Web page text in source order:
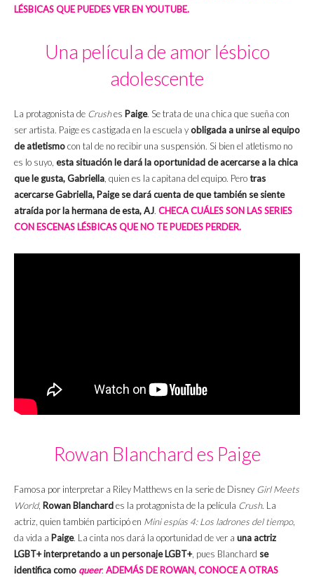
LÉSBICAS QUE PUEDES VER EN YOUTUBE.
Una película de amor lésbico
adolescente
La protagonista de Crushes Paige. Se trata de una chica que sueña con
ser artista. Paige es castigada en la escuela yobligada a unirse al equipo
de atletismocon tal de no recibir una suspensión. Si bien el atletismo no
es lo suyo, esta situación le dará la oportunidad de acercarse a la chica
que le gusta, Gabriella, quien es la capitana del equipo. Perotras
acercarse Gabriella, Paige se dará cuenta de que también se siente
atraída por la hermana de esta, AJ. CHECA CUÁLES SON LAS SERIES
CON ESCENAS LÉSBICAS QUE NO TE PUEDES PERDER.
Rowan Blanchard es Paige
Famosa por interpretar a Riley Matthews en la serie de Disney Girl Meets
World, Rowan Blanchardes la protagonista de la película Crush. La
actriz, quien también participó en Mini espías 4: Los ladrones del tiempo,
da vida a Paige. La cinta nos dará la oportunidad de ver a una actriz
LGBT+ interpretando a un personaje LGBT+, pues Blanchard se
identifica como queer. ADEMÁS DE ROWAN, CONOCE A OTRAS